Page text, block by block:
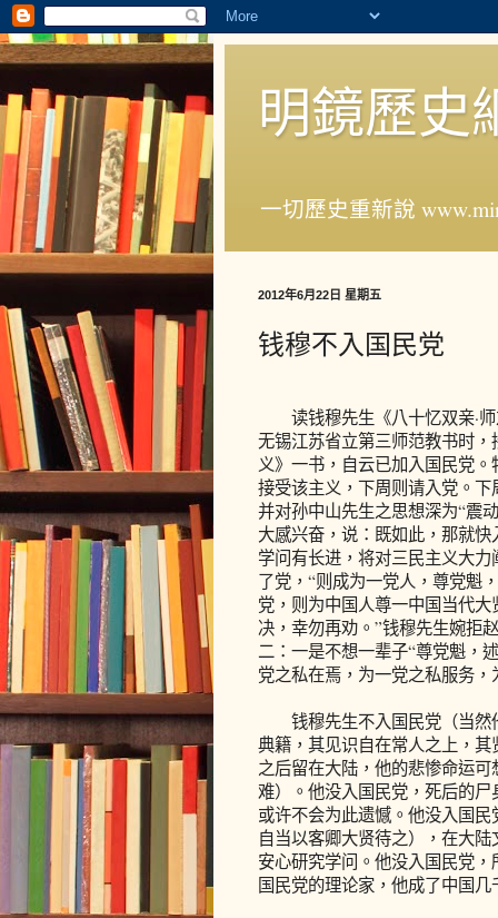
明鏡歷史
一切歷史重新說
2012年6月22日 星期五
钱穆不入国民党
读钱穆先生《八十忆双亲·师
无锡江苏省立第三师范教书时
义》一书，自云已加入国民党
接受该主义，下周则请入党。
并对孙中山先生之思想深为“震
大感兴奋，说：既如此，那就
学问有长进，将对三民主义大
了党，“则成为一党人，尊党魁
党，则为中国人尊一中国当代
决，幸勿再劝。”钱穆先生婉拒
二：一是不想一辈子“尊党魁，
党之私在焉，为一党之私服务
钱穆先生不入国民党（当然
典籍，其见识自在常人之上，
之后留在大陆，他的悲惨命运
难）。他没入国民党，死后的
或许不会为此遗憾。他没入国
自当以客卿大贤待之），在大
安心研究学问。他没入国民党
国民党的理论家，他成了中国